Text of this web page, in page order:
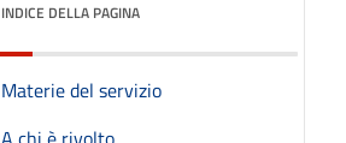
INDICE DELLA PAGINA
Materie del servizio